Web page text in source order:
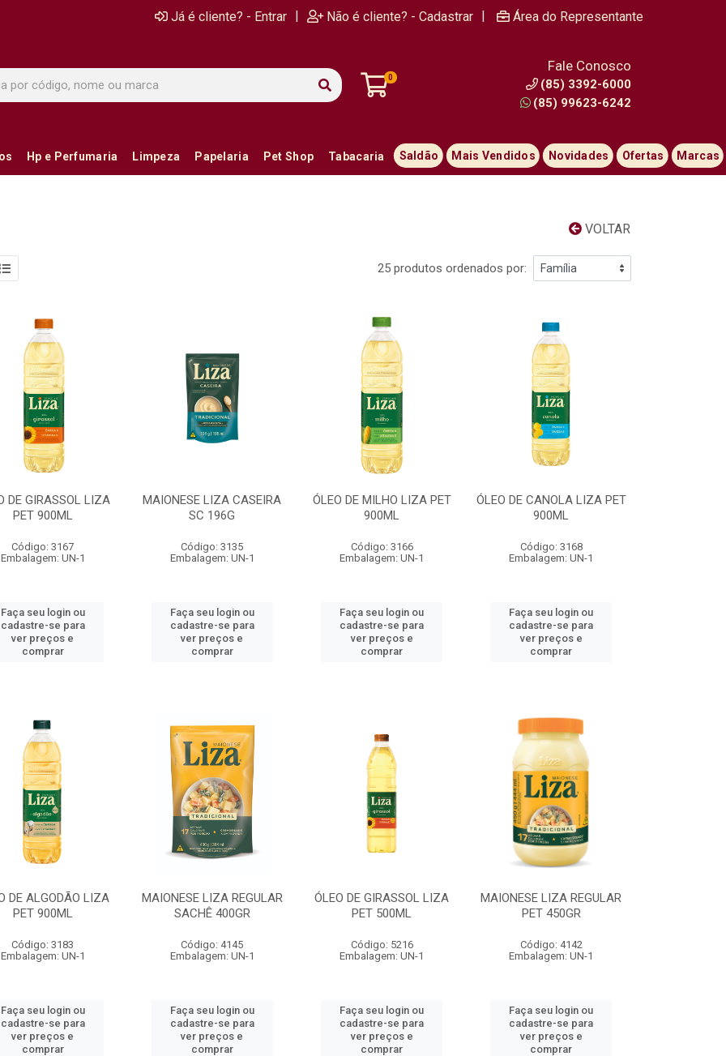
Já é cliente? - Entrar | Não é cliente? - Cadastrar | Área do Representante
0
Fale Conosco
(85) 3392-6000
(85) 99623-6242
Hp e Perfumaria Limpeza Papelaria Pet Shop Tabacaria Saldão Mais Vendidos Novidades Ofertas Marcas
VOLTAR
25 produtos ordenados por:
DE GIRASSOL LIZA
PET 900ML
Código: 3167
Embalagem: UN-1
Faça seu login ou
cadastre-se para
ver preços e
comprar
MAIONESE LIZA CASEIRA
SC 196G
Código: 3135
Embalagem: UN-1
Faça seu login ou
cadastre-se para
ver preços e
comprar
ÓLEO DE MILHO LIZA PET
900ML
Código: 3166
Embalagem: UN-1
Faça seu login ou
cadastre-se para
ver preços e
comprar
ÓLEO DE CANOLA LIZA PET
900ML
Código: 3168
Embalagem: UN-1
Faça seu login ou
cadastre-se para
ver preços e
comprar
DE ALGODÃO LIZA
PET 900ML
Código: 3183
Embalagem: UN-1
Faça seu login ou
cadastre-se para
ver preços e
comprar
MAIONESE LIZA REGULAR
SACHÊ 400GR
Código: 4145
Embalagem: UN-1
Faça seu login ou
cadastre-se para
ver preços e
comprar
ÓLEO DE GIRASSOL LIZA
PET 500ML
Código: 5216
Embalagem: UN-1
Faça seu login ou
cadastre-se para
ver preços e
comprar
MAIONESE LIZA REGULAR
PET 450GR
Código: 4142
Embalagem: UN-1
Faça seu login ou
cadastre-se para
ver preços e
comprar